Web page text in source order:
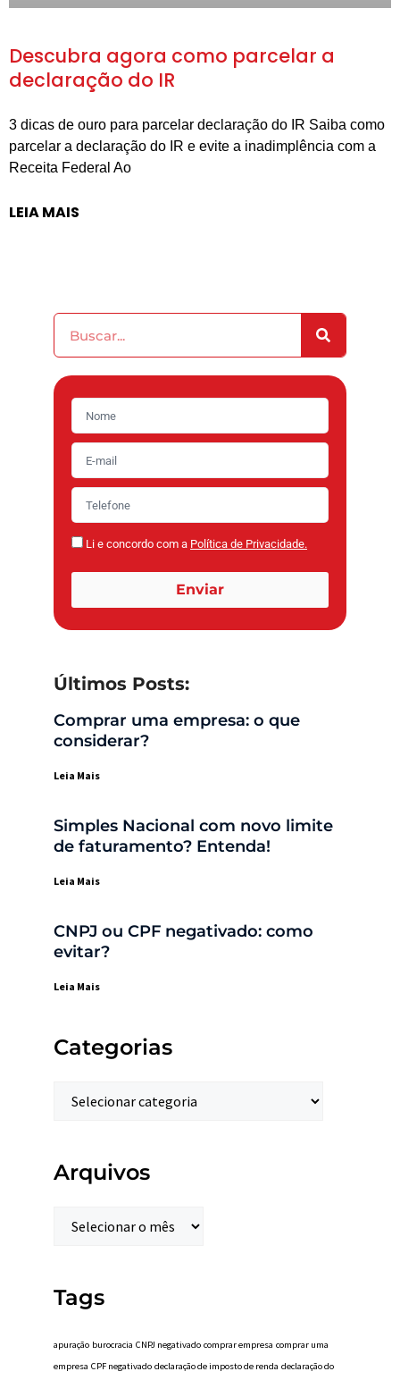
Descubra agora como parcelar a
declaração do IR
3 dicas de ouro para parcelar declaração do IR Saiba como
parcelar a declaração do IR e evite a inadimplência com a
Receita Federal Ao
LEIA MAIS
Li e concordo com a Política de Privacidade.
Enviar
Últimos Posts:
Comprar uma empresa: o que
considerar?
Leia Mais
Simples Nacional com novo limite
de faturamento? Entenda!
Leia Mais
CNPJ ou CPF negativado: como
evitar?
Leia Mais
Categorias
Arquivos
Tags
apuração burocracia CNPJ negativado comprar empresa comprar uma
empresa CPF negativado declaração de imposto de renda declaração do